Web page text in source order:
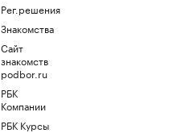
Рег.решения
Знакомства
Сайт
знакомств
podbor.ru
РБК
Компании
РБК Курсы